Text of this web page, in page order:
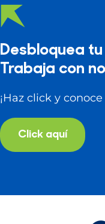
Desbloquea
Trabaja con
¡Haz click y
Click aquí